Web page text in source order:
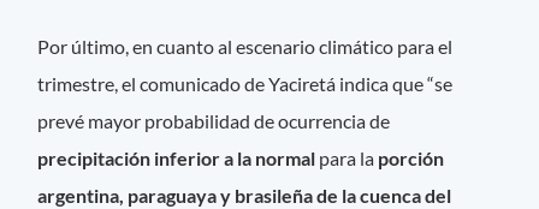
Por último, en cuanto al escenario climático para el
trimestre, el comunicado de Yaciretá indica que “se
prevé mayor probabilidad de ocurrencia de
precipitación inferior a la normal para la porción
argentina, paraguaya y brasileña de la cuenca del